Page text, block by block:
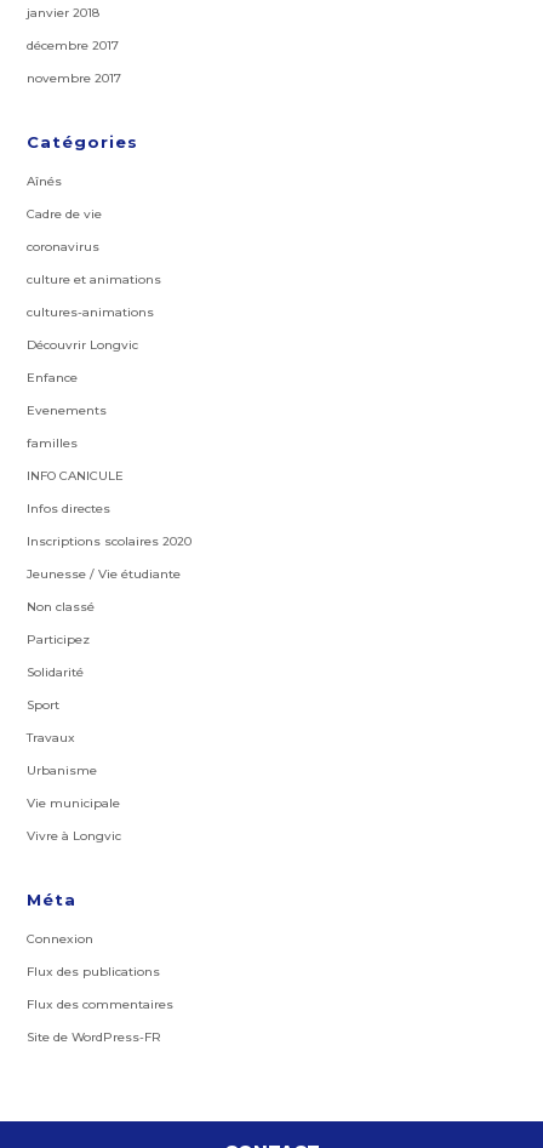
janvier 2018
décembre 2017
novembre 2017
Catégories
Aînés
Cadre de vie
coronavirus
culture et animations
cultures-animations
Découvrir Longvic
Enfance
Evenements
familles
INFO CANICULE
Infos directes
Inscriptions scolaires 2020
Jeunesse / Vie étudiante
Non classé
Participez
Solidarité
Sport
Travaux
Urbanisme
Vie municipale
Vivre à Longvic
Méta
Connexion
Flux des publications
Flux des commentaires
Site de WordPress-FR